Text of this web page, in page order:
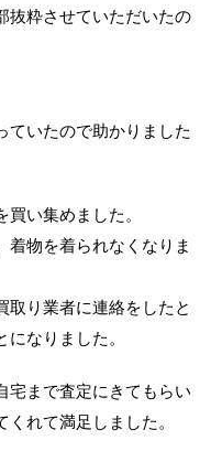
抜粋させていただいたの
ていたので助かりました
い集めました。
着物を着られなくなりま
取り業者に連絡をしたと
なりました。
宅まで査定にきてもらい
れて満足しました。